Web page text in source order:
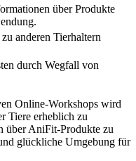
über Produkte
anderen Tierhaltern
durch Wegfall von
Online-Workshops wird
Tiere erheblich zu
über AniFit-Produkte zu
‍glückliche ​Umgebung​ für